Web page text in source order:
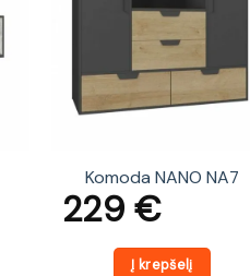
Komoda NANO NA7
229 €
Į krepšelį